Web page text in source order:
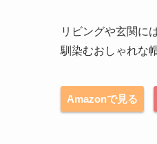
リビングや玄関に
馴染むおしゃれな
Amazonで見る